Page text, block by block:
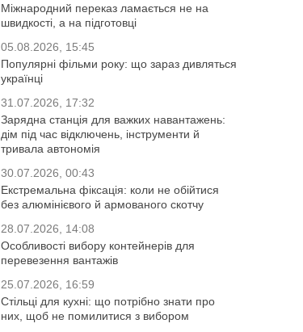
Міжнародний переказ ламається не на
швидкості, а на підготовці
05.08.2026, 15:45
Популярні фільми року: що зараз дивляться
українці
31.07.2026, 17:32
Зарядна станція для важких навантажень:
дім під час відключень, інструменти й
тривала автономія
30.07.2026, 00:43
Екстремальна фіксація: коли не обійтися
без алюмінієвого й армованого скотчу
28.07.2026, 14:08
Особливості вибору контейнерів для
перевезення вантажів
25.07.2026, 16:59
Стільці для кухні: що потрібно знати про
них, щоб не помилитися з вибором